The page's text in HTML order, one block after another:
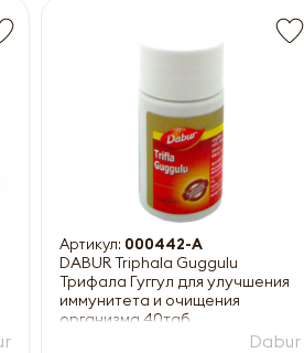
Артикул: 000442-A
DABUR Triphala Guggulu
Трифала Гуггул для улучшения
иммунитета и очищения
организма 40таб
Dabur
Получить прайс-лист